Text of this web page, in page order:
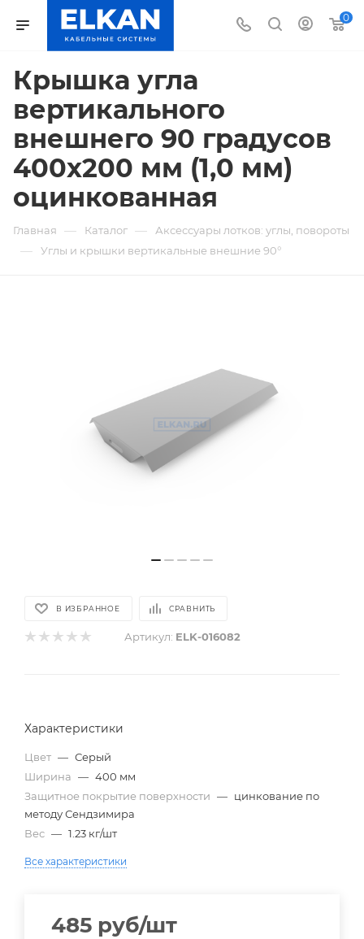
0
Крышка угла
вертикального
внешнего 90 градусов
400х200 мм (1,0 мм)
оцинкованная
Главная — Каталог — Аксессуары лотков: углы, повороты
— Углы и крышки вертикальные внешние 90°
В ИЗБРАННОЕ СРАВНИТЬ
Артикул: ELK-016082
Характеристики
Цвет — Серый
Ширина — 400 мм
Защитное покрытие поверхности — цинкование по
методу Сендзимира
Вес — 1.23 кг/шт
Все характеристики
485 руб/шт